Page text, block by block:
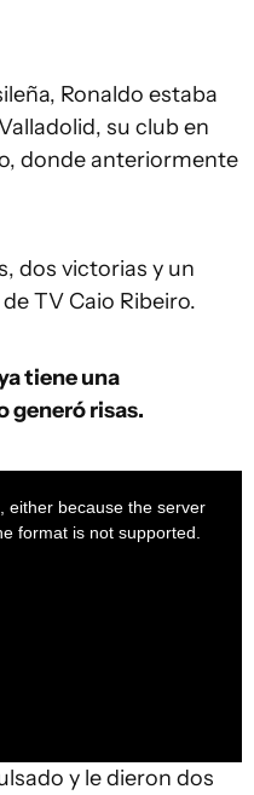
Ronaldo estaba
su club en
donde anteriormente
dos victorias y un
TV Caio Ribeiro.
tiene una
generó risas.
either because the server
format is not supported.
y le dieron dos